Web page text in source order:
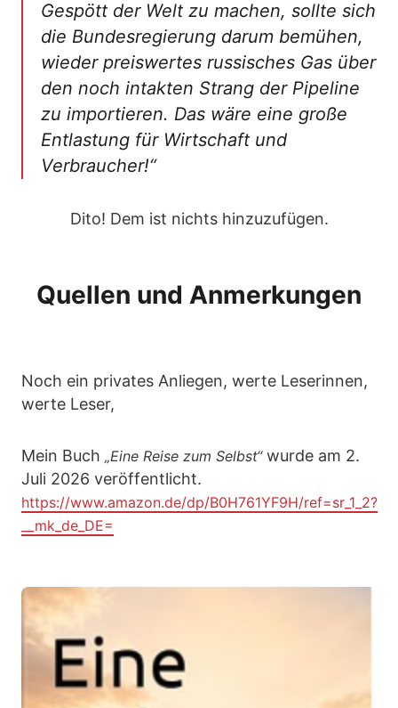
Gespött der Welt zu machen, sollte sich
die Bundesregierung darum bemühen,
wieder preiswertes russisches Gas über
den noch intakten Strang der Pipeline
zu importieren. Das wäre eine große
Entlastung für Wirtschaft und
Verbraucher!“
Dito! Dem ist nichts hinzuzufügen.
Quellen und Anmerkungen
Noch ein privates Anliegen, werte Leserinnen,
werte Leser,
Mein Buch „Eine Reise zum Selbst“wurde am 2.
Juli 2026 veröffentlicht.
https://www.amazon.de/dp/B0H761YF9H/ref=sr_1_2?
__mk_de_DE=